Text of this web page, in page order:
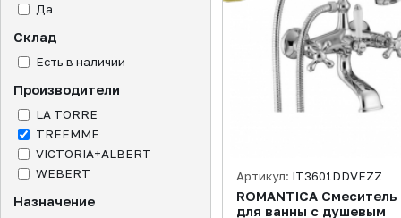
Да
Склад
Есть в наличии
Производители
LA TORRE
TREEMME
VICTORIA+ALBERT
WEBERT
Назначение
Артикул: IT3601DDVEZZ
ROMANTICA Смеситель
для ванны с душевым